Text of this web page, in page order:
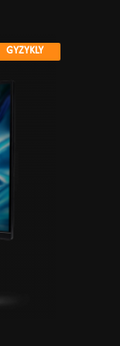
GYZYKLY